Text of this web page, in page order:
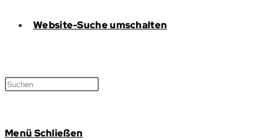
Website-Suche umschalten
Menü Schließen